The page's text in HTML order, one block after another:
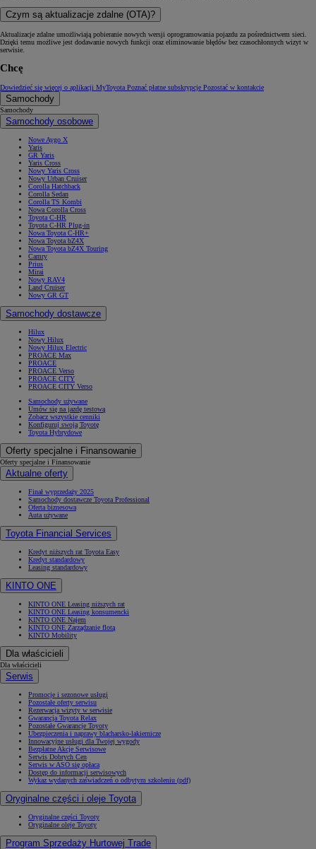
Czym są aktualizacje zdalne (OTA)?
Aktualizacje zdalne umożliwiają pobieranie nowych wersji oprogramowania pojazdu za pośrednictwem sieci.
Dzięki temu możliwe jest dodawanie nowych funkcji oraz eliminowanie błędów bez czasochłonnych wizyt w
serwisie.
Chcę
Dowiedzieć się więcej o aplikacji MyToyota Poznać płatne subskrypcje Pozostać w kontakcie
Samochody
Samochody
Samochody osobowe
Nowe Aygo X
Yaris
GR Yaris
Yaris Cross
Nowy Yaris Cross
Nowy Urban Cruiser
Corolla Hatchback
Corolla Sedan
Corolla TS Kombi
Nowa Corolla Cross
Toyota C-HR
Toyota C-HR Plug-in
Nowa Toyota C-HR+
Nowa Toyota bZ4X
Nowa Toyota bZ4X Touring
Camry
Prius
Mirai
Nowy RAV4
Land Cruiser
Nowy GR GT
Samochody dostawcze
Hilux
Nowy Hilux
Nowy Hilux Electric
PROACE Max
PROACE
PROACE Verso
PROACE CITY
PROACE CITY Verso
Samochody używane
Umów się na jazdę testową
Zobacz wszystkie cenniki
Konfiguruj swoją Toyotę
Toyota Hybrydowe
Oferty specjalne i Finansowanie
Oferty specjalne i Finansowanie
Aktualne oferty
Finał wyprzedaży 2025
Samochody dostawcze Toyota Professional
Oferta biznesowa
Auta używane
Toyota Financial Services
Kredyt niższych rat Toyota Easy
Kredyt standardowy
Leasing standardowy
KINTO ONE
KINTO ONE Leasing niższych rat
KINTO ONE Leasing konsumencki
KINTO ONE Najem
KINTO ONE Zarządzanie flotą
KINTO Mobility
Dla właścicieli
Dla właścicieli
Serwis
Promocje i sezonowe usługi
Pozostałe oferty serwisu
Rezerwacja wizyty w serwisie
Gwarancja Toyota Relax
Pozostałe Gwarancje Toyoty
Ubezpieczenia i naprawy blacharsko-lakiernicze
Innowacyjne usługi dla Twojej wygody
Bezpłatne Akcje Serwisowe
Serwis Dobrych Cen
Serwis w ASO się opłaca
Dostęp do informacji serwisowych
Wykaz wydanych zaświadczeń o odbytym szkoleniu (pdf)
Oryginalne części i oleje Toyota
Oryginalne części Toyoty
Oryginalne oleje Toyoty
Program Sprzedaży Hurtowej Trade